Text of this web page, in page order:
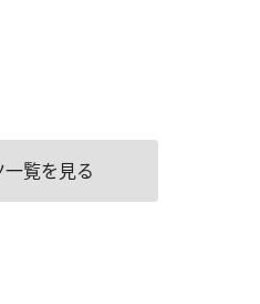
覧を見る